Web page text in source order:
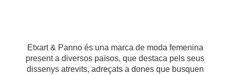
Etxart & Panno és una marca de moda femenina
present a diversos països, que destaca pels seus
dissenys atrevits, adreçats a dones que busquen